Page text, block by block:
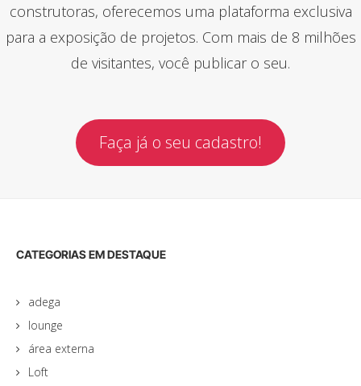
construtoras, oferecemos uma plataforma exclusiva
para a exposição de projetos. Com mais de 8 milhões
de visitantes, você publicar o seu.
Faça já o seu cadastro!
CATEGORIAS EM DESTAQUE
adega
lounge
área externa
Loft